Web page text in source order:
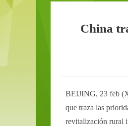
China
BEIJING, 23 feb
que traza las
revitalización rural